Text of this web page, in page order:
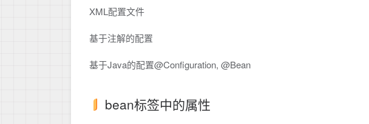
XML配置文件
基于注解的配置
基于Java的配置@Configuration, @Bean
bean标签中的属性